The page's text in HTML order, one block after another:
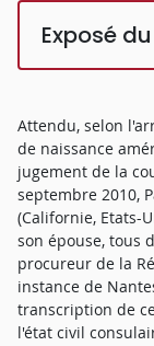
Exposé
Attendu, selon
de naissance
jugement de la
septembre 2010,
(Californie, Etats-
son épouse, tous
procureur de la
instance de
transcription de
l'état civil